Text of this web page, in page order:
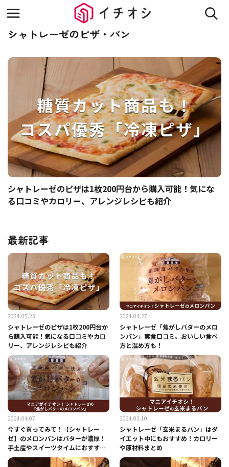
シャトレーゼのピザ・パン
シャトレーゼのピザは1枚200円台から購入可能！気にな
る口コミやカロリー、アレンジレシピも紹介
最新記事
2024.05.23
シャトレーゼのピザは1枚200円台か
ら購入可能！気になる口コミやカロ
リー、アレンジレシピも紹介
2024.04.27
シャトレーゼ「焦がしバターのメロ
ンパン」実食口コミ。おいしい食べ
方と温め方も！
2024.04.07
今すぐ買ってみて！【シャトレー
ゼ】のメロンパンはバターが濃厚！
手土産やスイーツタイムにおすす
め！
2024.03.10
シャトレーゼ「玄米まるパン」はダ
イエット中にもおすすめ！カロリー
や原材料まとめ